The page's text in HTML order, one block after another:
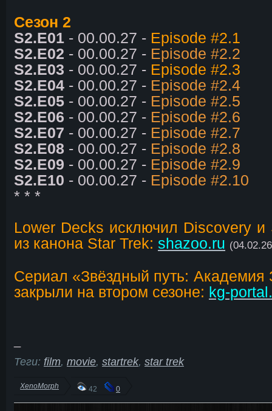
Сезон 2
S2.E01 - 00.00.27 - Episode #2.1
S2.E02 - 00.00.27 - Episode #2.2
S2.E03 - 00.00.27 - Episode #2.3
S2.E04 - 00.00.27 - Episode #2.4
S2.E05 - 00.00.27 - Episode #2.5
S2.E06 - 00.00.27 - Episode #2.6
S2.E07 - 00.00.27 - Episode #2.7
S2.E08 - 00.00.27 - Episode #2.8
S2.E09 - 00.00.27 - Episode #2.9
S2.E10 - 00.00.27 - Episode #2.10
* * *
Lower Decks исключил Discovery и
из канона Star Trek: shazoo.ru
Сериал «Звёздный путь: Академия
закрыли на втором сезоне: kg-
Теги: film, movie, startrek, star trek
XenoMorph 42 0